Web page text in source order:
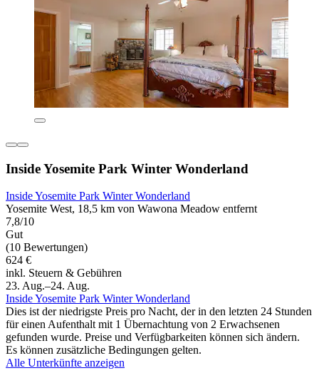
Inside Yosemite Park Winter Wonderland
Inside Yosemite Park Winter Wonderland
Yosemite West, 18,5 km von Wawona Meadow entfernt
7,8/10
Gut
(10 Bewertungen)
624 €
inkl. Steuern & Gebühren
23. Aug.–24. Aug.
Inside Yosemite Park Winter Wonderland
Dies ist der niedrigste Preis pro Nacht, der in den letzten 24 Stunden
für einen Aufenthalt mit 1 Übernachtung von 2 Erwachsenen
gefunden wurde. Preise und Verfügbarkeiten können sich ändern.
Es können zusätzliche Bedingungen gelten.
Alle Unterkünfte anzeigen